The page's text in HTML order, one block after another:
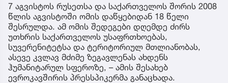
7 აგვისტოს რუსეთსა და საქართველოს შორის 2008
წლის აგვისტოში ომის დაწყებიდან 18 წელი
შესრულდა. ამ ომის შედეგები დღემდე ძირს
უთხრის საქართველოს უსაფრთხოებას,
სუვერენიტეტსა და ტერიტორიულ მთლიანობას,
ასევე კვლავ მძიმე ზეგავლენას ახდენს
ჰუმანიტარულ სფეროზე, – ამის შესახებ
ევროკავშირის პრესსპიკერმა განაცხადა.